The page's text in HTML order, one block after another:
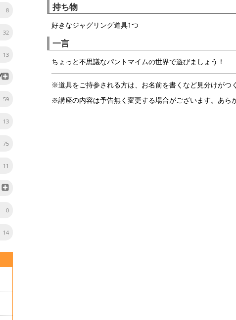
8
32
13
59
13
75
11
0
14
持ち物
好きなジャグリング道具1つ
一言
ちょっと不思議なパントマイムの世界で遊びましょう！
※道具をご持参される方は、お名前を書くなど見分けがつ
※講座の内容は予告無く変更する場合がございます。あら